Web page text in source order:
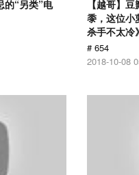
的“另类”电
【越哥】
黍，这位小
杀手不太冷》
# 654
2018-10-08